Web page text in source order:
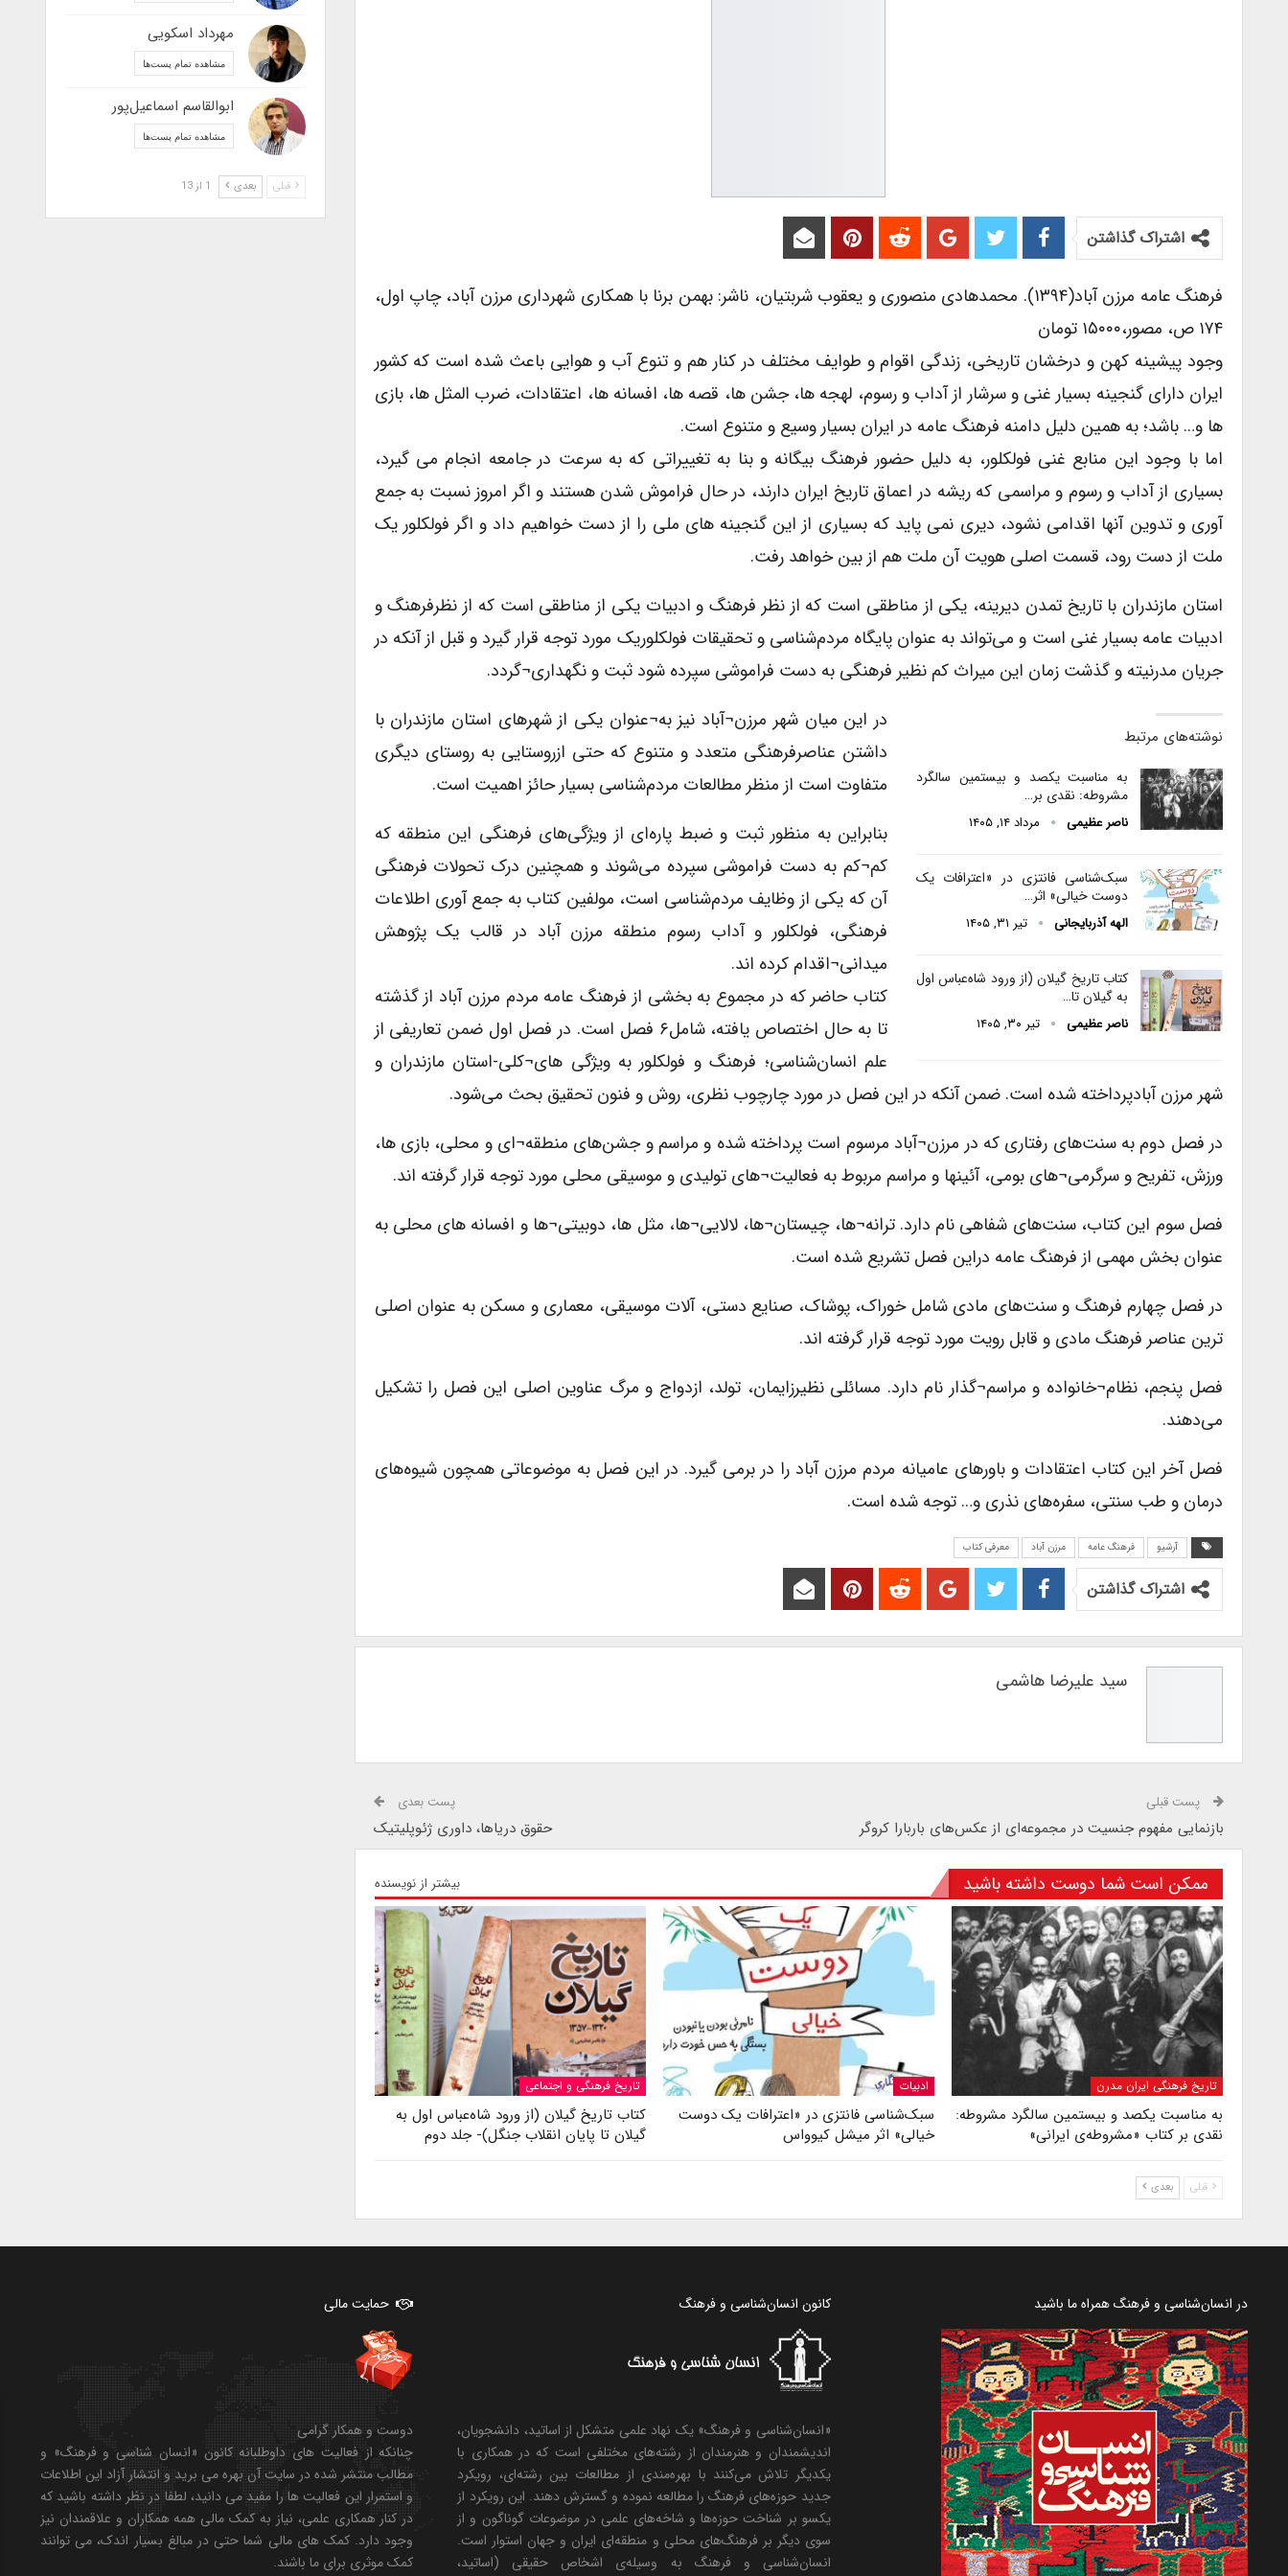
اشتراک گذاشتن
فرهنگ عامه مرزن آباد(۱۳۹۴). محمدهادی منصوری و یعقوب شربتیان، ناشر: بهمن برنا با همکاری شهرداری مرزن آباد، چاپ اول،
۱۷۴ ص، مصور،۱۵۰۰۰ تومان
وجود پیشینه کهن و درخشان تاریخی، زندگی اقوام و طوایف مختلف در کنار هم و تنوع آب و هوایی باعث شده است که کشور
ایران دارای گنجینه بسیار غنی و سرشار از آداب و رسوم، لهجه ها، جشن ها، قصه ها، افسانه ها، اعتقادات، ضرب المثل ها، بازی
ها و… باشد؛ به همین دلیل دامنه فرهنگ عامه در ایران بسیار وسیع و متنوع است.
اما با وجود این منابع غنی فولکلور، به دلیل حضور فرهنگ بیگانه و بنا به تغییراتی که به سرعت در جامعه انجام می گیرد،
بسیاری از آداب و رسوم و مراسمی که ریشه در اعماق تاریخ ایران دارند، در حال فراموش شدن هستند و اگر امروز نسبت به جمع
آوری و تدوین آنها اقدامی نشود، دیری نمی پاید که بسیاری از این گنجینه های ملی را از دست خواهیم داد و اگر فولکلور یک
ملت از دست رود، قسمت اصلی هویت آن ملت هم از بین خواهد رفت.
استان مازندران با تاریخ تمدن دیرینه، یکی از مناطقی است که از نظر فرهنگ و ادبیات یکی از مناطقی است که از نظرفرهنگ و
ادبیات عامه بسیار غنی است و می‌تواند به عنوان پایگاه مردم‌شناسی و تحقیقات فولکلوریک مورد توجه قرار گیرد و قبل از آنکه در
جریان مدرنیته و گذشت زمان این میراث کم نظیر فرهنگی به دست فراموشی سپرده شود ثبت و نگهداری¬گردد.
نوشته‌های مرتبط
به مناسبت یکصد و بیستمین سالگرد
مشروطه: نقدی بر…
ناصر عظیمی مرداد ۱۴, ۱۴۰۵
سبک‌شناسی فانتزی در «اعترافات یک
دوست خیالی» اثر…
الهه آذربایجانی تیر ۳۱, ۱۴۰۵
کتاب تاریخ گیلان (از ورود شاه‌عباس اول
به گیلان تا…
ناصر عظیمی تیر ۳۰, ۱۴۰۵
در این میان شهر مرزن¬آباد نیز به¬عنوان یکی از شهرهای استان مازندران با
داشتن عناصرفرهنگی متعدد و متنوع که حتی ازروستایی به روستای دیگری
متفاوت است از منظر مطالعات مردم‌شناسی بسیار حائز اهمیت است.
بنابراین به منظور ثبت و ضبط پاره‌ای از ویژگی‌های فرهنگی این منطقه که
کم¬کم به دست فراموشی سپرده می‌شوند و همچنین درک تحولات فرهنگی
آن که یکی از وظایف مردم‌شناسی است، مولفین کتاب به جمع آوری اطلاعات
فرهنگی، فولکلور و آداب رسوم منطقه مرزن آباد در قالب یک پژوهش
میدانی¬اقدام کرده اند.
کتاب حاضر که در مجموع به بخشی از فرهنگ عامه مردم مرزن آباد از گذشته
تا به حال اختصاص یافته، شامل۶ فصل است. در فصل اول ضمن تعاریفی از
علم انسان‌شناسی؛ فرهنگ و فولکلور به ویژگی های¬کلی-استان مازندران و
شهر مرزن آبادپرداخته شده است. ضمن آنکه در این فصل در مورد چارچوب نظری، روش و فنون تحقیق بحث می‌شود.
در فصل دوم به سنت‌های رفتاری که در مرزن¬آباد مرسوم است پرداخته شده و مراسم و جشن‌های منطقه¬ای و محلی، بازی ها،
ورزش، تفریح و سرگرمی¬های بومی، آئینها و مراسم مربوط به فعالیت¬های تولیدی و موسیقی محلی مورد توجه قرار گرفته اند.
فصل سوم این کتاب، سنت‌های شفاهی نام دارد. ترانه¬ها، چیستان¬ها، لالایی¬ها، مثل ها، دوبیتی¬ها و افسانه های محلی به
عنوان بخش مهمی از فرهنگ عامه دراین فصل تشریع شده است.
در فصل چهارم فرهنگ و سنت‌های مادی شامل خوراک، پوشاک، صنایع دستی، آلات موسیقی، معماری و مسکن به عنوان اصلی
ترین عناصر فرهنگ مادی و قابل رویت مورد توجه قرار گرفته اند.
فصل پنجم، نظام¬خانواده و مراسم¬گذار نام دارد. مسائلی نظیرزایمان، تولد، ازدواج و مرگ عناوین اصلی این فصل را تشکیل
می‌دهند.
فصل آخر این کتاب اعتقادات و باورهای عامیانه مردم مرزن آباد را در برمی گیرد. در این فصل به موضوعاتی همچون شیوه‌های
درمان و طب سنتی، سفره‌های نذری و… توجه شده است.
آرشیو فرهنگ عامه مرزن آباد معرفی کتاب
اشتراک گذاشتن
سید علیرضا هاشمی
پست قبلی
بازنمایی مفهوم جنسیت در مجموعه‌ای از عکس‌های باربارا کروگر
پست بعدی
حقوق دریاها، داوری ژئوپلیتیک
ممکن است شما دوست داشته باشید بیشتر از نویسنده
تاریخ فرهنگی ایران مدرن
به مناسبت یکصد و بیستمین سالگرد مشروطه:
نقدی بر کتاب «مشروطه‌ی ایرانی»
ادبیات
سبک‌شناسی فانتزی در «اعترافات یک دوست
خیالی» اثر میشل کیوواس
تاریخ فرهنگی و اجتماعی
کتاب تاریخ گیلان (از ورود شاه‌عباس اول به
گیلان تا پایان انقلاب جنگل)- جلد دوم
قبلی بعدی
مهرداد اسکویی
مشاهده تمام پست‌ها
ابوالقاسم اسماعیل‌پور
مشاهده تمام پست‌ها
قبلی بعدی 1 از 13
در انسان‌شناسی و فرهنگ همراه ما باشید کانون انسان‌شناسی و فرهنگ
«انسان‌شناسی و فرهنگ» یک نهاد علمی متشکل از اساتید، دانشجویان،
اندیشمندان و هنرمندان از رشته‌های مختلفی است که در همکاری با
یکدیگر تلاش می‌کنند با بهره‌مندی از مطالعات بین رشته‌ای، رویکرد
جدید حوزه‌های فرهنگ را مطالعه نموده و گسترش دهند. این رویکرد از
یکسو بر شناخت حوزه‌ها و شاخه‌های علمی در موضوعات گوناگون و از
سوی دیگر بر فرهنگ‌های محلی و منطقه‌ای ایران و جهان استوار است.
انسان‌شناسی و فرهنگ به وسیله‌ی اشخاص حقیقی (اساتید،
حمایت مالی
دوست و همکار گرامی
چنانکه از فعالیت های داوطلبانه کانون «انسان شناسی و فرهنگ» و
مطالب منتشر شده در سایت آن بهره می برید و انتشار آزاد این اطلاعات
و استمرار این فعالیت ها را مفید می دانید، لطفا در نظر داشته باشید که
در کنار همکاری علمی، نیاز به کمک مالی همه همکاران و علاقمندان نیز
وجود دارد. کمک های مالی شما حتی در مبالغ بسیار اندک، می توانند
کمک موثری برای ما باشند.